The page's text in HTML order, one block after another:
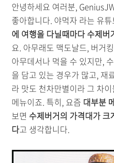
안녕하세요 여러분,
좋아합니다. 야먹자 라는 유
에 여행을 다닐때마다 수제버
요. 아무래도 맥도날드, 버거
아무데서나 먹을 수 있지만,
을 담고 있는 경우가 많고, 재
라 맛도 천차만별이라 그 차
메뉴이죠. 특히, 요즘 대부분
보면 수제버거의 가격대가
다고 생각합니다.